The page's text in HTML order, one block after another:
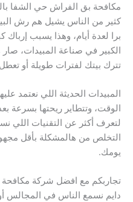
مكافحة بق الفراش حي الشفا
كثير من الناس يشيل هم رش
برا لعدة أيام، وهذا يسبب إرباك
الكبير في صناعة المبيدات،
تترك بيتك لفترات طويلة أو
المبيدات الحديثة اللي نعتمد
الوقت، وتتطاير ريحتها بسرعة
لتعرف أكثر عن التقنيات اللي
التخلص من هالمشكلة بأقل
يومك.
تجاربكم مع افضل شركة
دايم نسمع الناس في المجالس